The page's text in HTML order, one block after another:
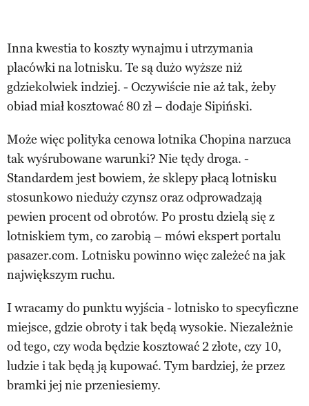
Inna kwestia to koszty wynajmu i utrzymania
placówki na lotnisku. Te są dużo wyższe niż
gdziekolwiek indziej. - Oczywiście nie aż tak, żeby
obiad miał kosztować 80 zł – dodaje Sipiński.
Może więc polityka cenowa lotnika Chopina narzuca
tak wyśrubowane warunki? Nie tędy droga. -
Standardem jest bowiem, że sklepy płacą lotnisku
stosunkowo nieduży czynsz oraz odprowadzają
pewien procent od obrotów. Po prostu dzielą się z
lotniskiem tym, co zarobią – mówi ekspert portalu
pasazer.com. Lotnisku powinno więc zależeć na jak
największym ruchu.
I wracamy do punktu wyjścia - lotnisko to specyficzne
miejsce, gdzie obroty i tak będą wysokie. Niezależnie
od tego, czy woda będzie kosztować 2 złote, czy 10,
ludzie i tak będą ją kupować. Tym bardziej, że przez
bramki jej nie przeniesiemy.